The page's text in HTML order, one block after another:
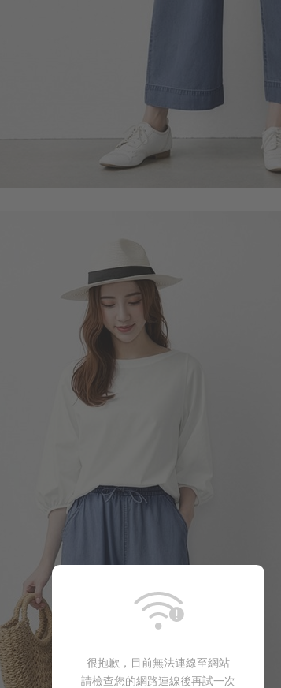
$ 330 $ 499
299 $ 399
很抱歉，目前無法連線至網站
請檢查您的網路連線後再試一次